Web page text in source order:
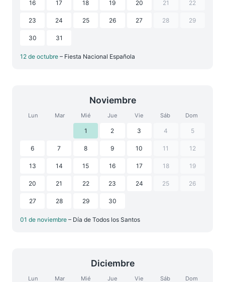
16 17 18 19 20 21 22
23 24 25 26 27 28 29
30 31
12 de octubre – Fiesta Nacional Española
Noviembre
Lun Mar Mié Jue Vie Sáb Dom
1 2 3 4 5
6 7 8 9 10 11 12
13 14 15 16 17 18 19
20 21 22 23 24 25 26
27 28 29 30
01 de noviembre – Día de Todos los Santos
Diciembre
Lun Mar Mié Jue Vie Sáb Dom